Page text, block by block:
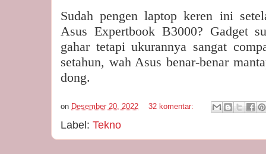
Sudah pengen laptop keren ini
Asus Expertbook B3000? Gadget
gahar tetapi ukurannya sangat
setahun, wah Asus benar-benar
dong.
on Desember 20, 2022 32 komentar:
Label: Tekno